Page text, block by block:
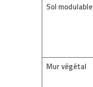
Sol modulable
Mur végétal